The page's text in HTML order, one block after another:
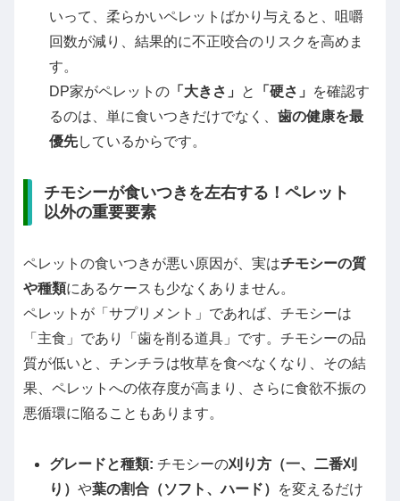
いって、柔らかいペレットばかり与えると、咀嚼
回数が減り、結果的に不正咬合のリスクを高めま
す。
DP家がペレットの 「大きさ」 と 「硬さ」
を確認す
るのは、単に食いつきだけでなく、歯の健康を最
優先しているからです。
チモシーが食いつきを左右する！ペレット
以外の重要要素
ペレットの食いつきが悪い原因が、実はチモシーの質
や種類にあるケースも少なくありません。
ペレットが「サプリメント」であれば、チモシーは
「主食」であり「歯を削る道具」です。チモシーの品
質が低いと、チンチラは牧草を食べなくなり、その結
果、ペレットへの依存度が高まり、さらに食欲不振の
悪循環に陥ることもあります。
グレードと種類: チモシーの刈り方（一、二番刈
り）や葉の割合（ソフト、ハード）
を変えるだけ